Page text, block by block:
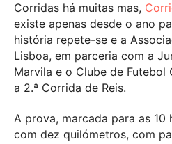
Corridas há muitas mas,
existe apenas desde o ano
história repete-se e a
Lisboa, em parceria com a
Marvila e o Clube de Futebol
a 2.ª Corrida de Reis.
A prova, marcada para as 10
com dez quilómetros, com